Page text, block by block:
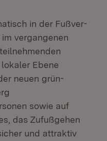
in der Fußver-
vergangenen
Ebene
neuen grün-
sowie auf
das Zufußgehen
und attraktiv